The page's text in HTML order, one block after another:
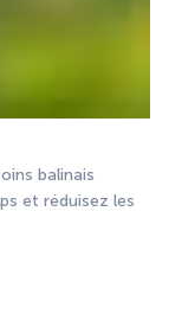
balinais
et réduisez les